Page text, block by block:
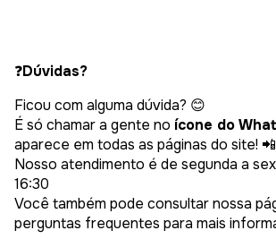
❓Dúvidas?
Ficou com alguma dúvida? 😊
É só chamar a gente no ícone do
aparece em todas as páginas do site! 📲
Nosso atendimento é de segunda a
16:30
Você também pode consultar nossa
perguntas frequentes para mais